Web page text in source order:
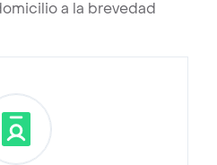
a la brevedad